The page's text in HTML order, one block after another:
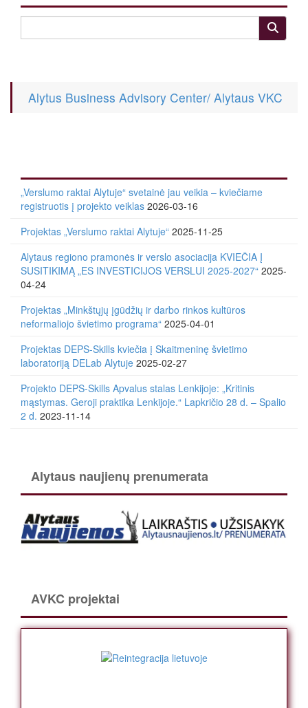
Alytus Business Advisory Center/ Alytaus VKC
„Verslumo raktai Alytuje“ svetainė jau veikia – kviečiame
registruotis į projekto veiklas 2026-03-16
Projektas „Verslumo raktai Alytuje“ 2025-11-25
Alytaus regiono pramonės ir verslo asociacija KVIEČIA Į
SUSITIKIMĄ „ES INVESTICIJOS VERSLUI 2025-2027“ 2025-
04-24
Projektas „Minkštųjų įgūdžių ir darbo rinkos kultūros
neformaliojo švietimo programa“ 2025-04-01
Projektas DEPS-Skills kviečia į Skaitmeninę švietimo
laboratoriją DELab Alytuje 2025-02-27
Projekto DEPS-Skills Apvalus stalas Lenkijoje: „Kritinis
mąstymas. Geroji praktika Lenkijoje.“ Lapkričio 28 d. – Spalio
2 d. 2023-11-14
Alytaus naujienų prenumerata
AVKC projektai